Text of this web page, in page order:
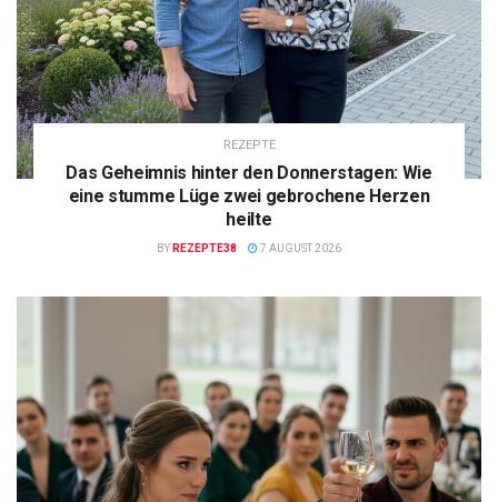
REZEPTE
Das Geheimnis hinter den Donnerstagen: Wie
eine stumme Lüge zwei gebrochene Herzen
heilte
BY REZEPTE38 7 AUGUST 2026